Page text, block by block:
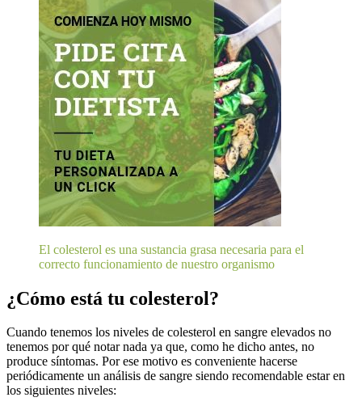
El colesterol es una sustancia grasa necesaria para el
correcto funcionamiento de nuestro organismo
¿Cómo está tu colesterol?
Cuando tenemos los niveles de colesterol en sangre elevados no
tenemos por qué notar nada ya que, como he dicho antes, no
produce síntomas. Por ese motivo es conveniente hacerse
periódicamente un análisis de sangre siendo recomendable estar en
los siguientes niveles: